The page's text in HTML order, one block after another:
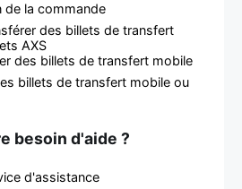
de la commande
des billets de transfert
AXS
des billets de transfert mobile
billets de transfert mobile ou
besoin d'aide ?
d'assistance